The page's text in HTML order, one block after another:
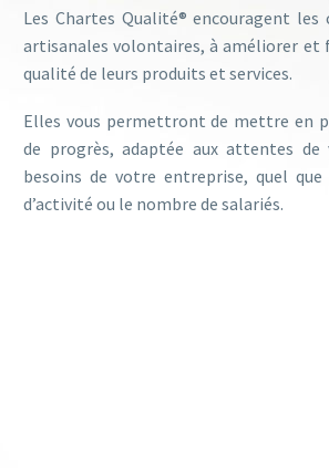
Les Chartes Qualité® encouragent les
artisanales volontaires, à améliorer et
qualité de leurs produits et services.
Elles vous permettront de mettre en
de progrès, adaptée aux attentes
besoins de votre entreprise, quel
d’activité ou le nombre de salariés.